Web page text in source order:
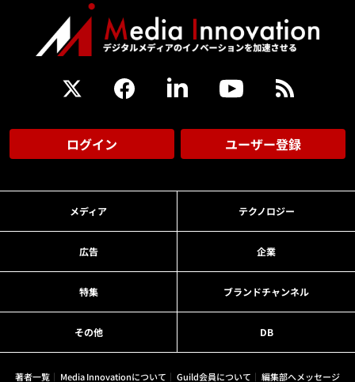
ログイン ユーザー登録
メディア テクノロジー
広告 企業
特集 ブランドチャンネル
その他 DB
著者一覧 Media Innovationについて Guild会員について 編集部へメッセージ